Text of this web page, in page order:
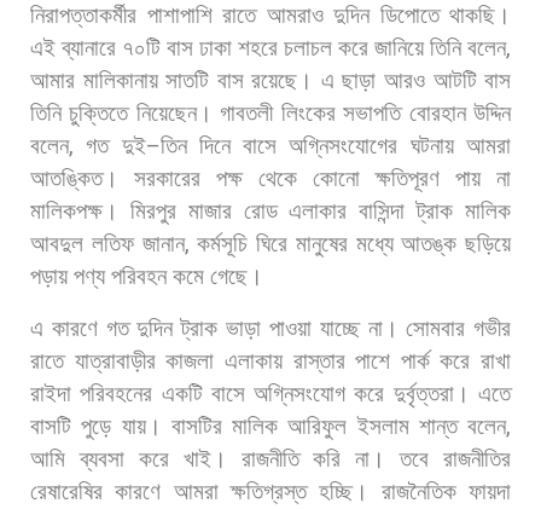
নিরাপত্তাকর্মীর পাশাপাশি রাতে আমরাও দুদিন ডিপোতে থাকছি।
এই ব্যানারে ৭০টি বাস ঢাকা শহরে চলাচল করে জানিয়ে তিনি বলেন,
আমার মালিকানায় সাতটি বাস রয়েছে। এ ছাড়া আরও আটটি বাস
তিনি চুক্তিতে নিয়েছেন। গাবতলী লিংকের সভাপতি বোরহান উদ্দিন
বলেন, গত দুই–তিন দিনে বাসে অগ্নিসংযোগের ঘটনায় আমরা
আতঙ্কিত।
সরকারের পক্ষ থেকে কোনো ক্ষতিপূরণ পায়
না
মালিকপক্ষ। মিরপুর মাজার রোড এলাকার বাসিন্দা ট্রাক মালিক
আবদুল লতিফ জানান,কর্মসূচি ঘিরে মানুষের মধ্যে আতঙ্ক ছড়িয়ে
পড়ায় পণ্য পরিবহন কমে গেছে।
এ কারণে গত দুদিন ট্রাক ভাড়া পাওয়া যাচ্ছে না। সোমবার গভীর
রাতে যাত্রাবাড়ীর কাজলা এলাকায় রাস্তার পাশে পার্ক করে রাখা
রাইদা পরিবহনের একটি বাসে অগ্নিসংযোগ করে দুর্বৃত্তরা। এতে
বাসটি পুড়ে যায়। বাসটির মালিক আরিফুল ইসলাম শান্ত বলেন,
আমি ব্যবসা করে খাই। রাজনীতি করি না। তবে রাজনীতির
রেষারেষির কারণে আমরা ক্ষতিগ্রস্ত হচ্ছি। রাজনৈতিক ফায়দা